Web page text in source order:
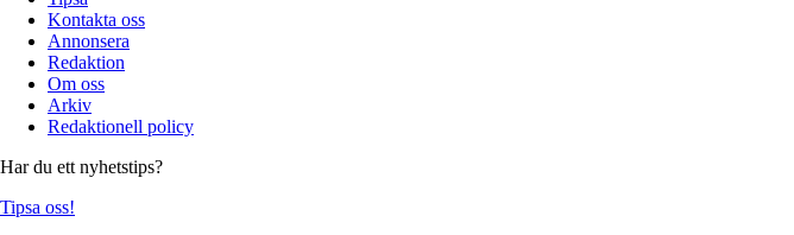
Kontakta oss
Annonsera
Redaktion
Om oss
Arkiv
Redaktionell policy
Har du ett nyhetstips?
Tipsa oss!